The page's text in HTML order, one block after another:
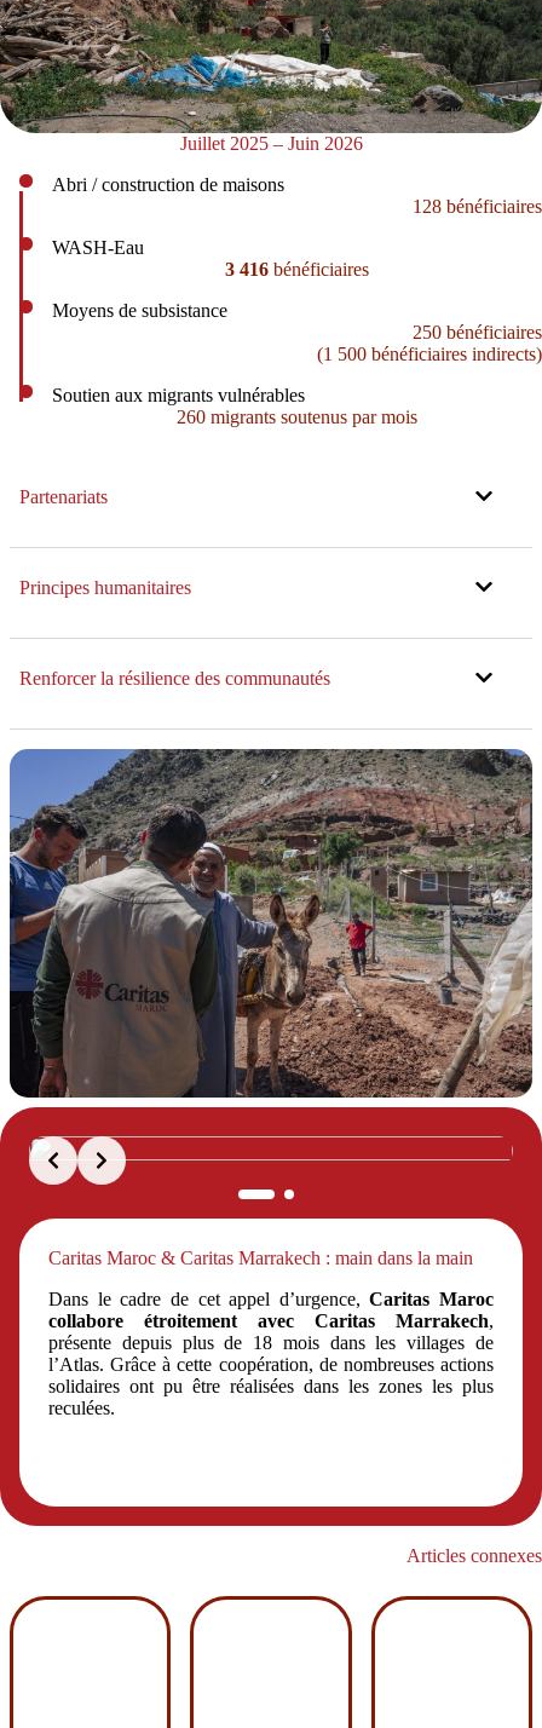
Juillet 2025 – Juin 2026
Abri / construction de maisons
128 bénéficiaires
WASH-Eau
3 416 bénéficiaires
Moyens de subsistance
250 bénéficiaires
(1 500 bénéficiaires indirects)
Soutien aux migrants vulnérables
260 migrants soutenus par mois
Partenariats
Principes humanitaires
Renforcer la résilience des communautés
Caritas Maroc & Caritas Marrakech : main dans la main
Dans le cadre de cet appel d’urgence,Caritas Maroc
collabore étroitement avec Caritas Marrakech,
présente depuis plus de 18 mois dans les villages de
l’Atlas. Grâce à cette coopération, de nombreuses actions
solidaires ont pu être réalisées dans les zones les plus
reculées.
Articles connexes